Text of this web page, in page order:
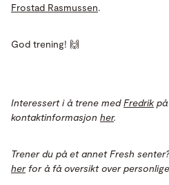
Frostad Rasmussen.
God trening! 🙌
Interessert i å trene medFredrikpå
kontaktinformasjon her.
Trener du på et annet Fresh
herfor å få oversikt over